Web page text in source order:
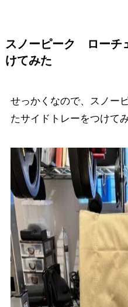
スノーピーク ローチ
けてみた
せっかくなので、スノー
たサイドトレーをつけて